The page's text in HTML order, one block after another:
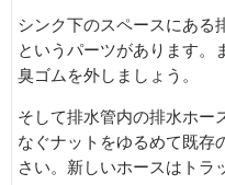
シンク下のスペースにある
というパーツがあります。
臭ゴムを外しましょう。
そして排水管内の排水ホー
なぐナットをゆるめて既存
さい。新しいホースはトラ